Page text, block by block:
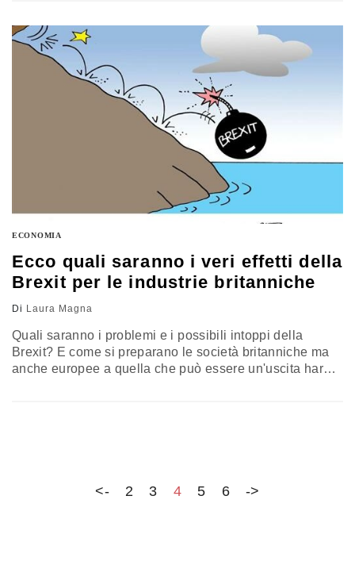
quota. Quattro candidati con uno scarto minimo si
contendono la carica di…
ECONOMIA
Ecco quali saranno i veri effetti della
Brexit per le industrie britanniche
Di Laura Magna
Quali saranno i problemi e i possibili intoppi della
Brexit? E come si preparano le società britanniche ma
anche europee a quella che può essere un'uscita hard?
<- 2 3 4 5 6 ->